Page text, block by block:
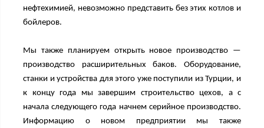
нефтехимией, невозможно представить без этих котлов и
бойлеров.
Мы также планируем открыть новое производство —
производство расширительных баков. Оборудование,
станки и устройства для этого уже поступили из Турции, и
к концу года мы завершим строительство цехов, а с
начала следующего года начнем серийное производство.
Информацию о новом предприятии мы также